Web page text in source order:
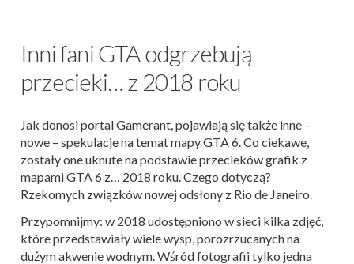
Inni fani GTA odgrzebują
przecieki… z 2018 roku
Jak donosi portal Gamerant, pojawiają się także inne –
nowe – spekulacje na temat mapy GTA 6. Co ciekawe,
zostały one uknute na podstawie przecieków grafik z
mapami GTA 6 z… 2018 roku. Czego dotyczą?
Rzekomych związków nowej odsłony z Rio de Janeiro.
Przypomnijmy: w 2018 udostępniono w sieci kilka zdjęć,
które przedstawiały wiele wysp, porozrzucanych na
dużym akwenie wodnym. Wśród fotografii tylko jedna